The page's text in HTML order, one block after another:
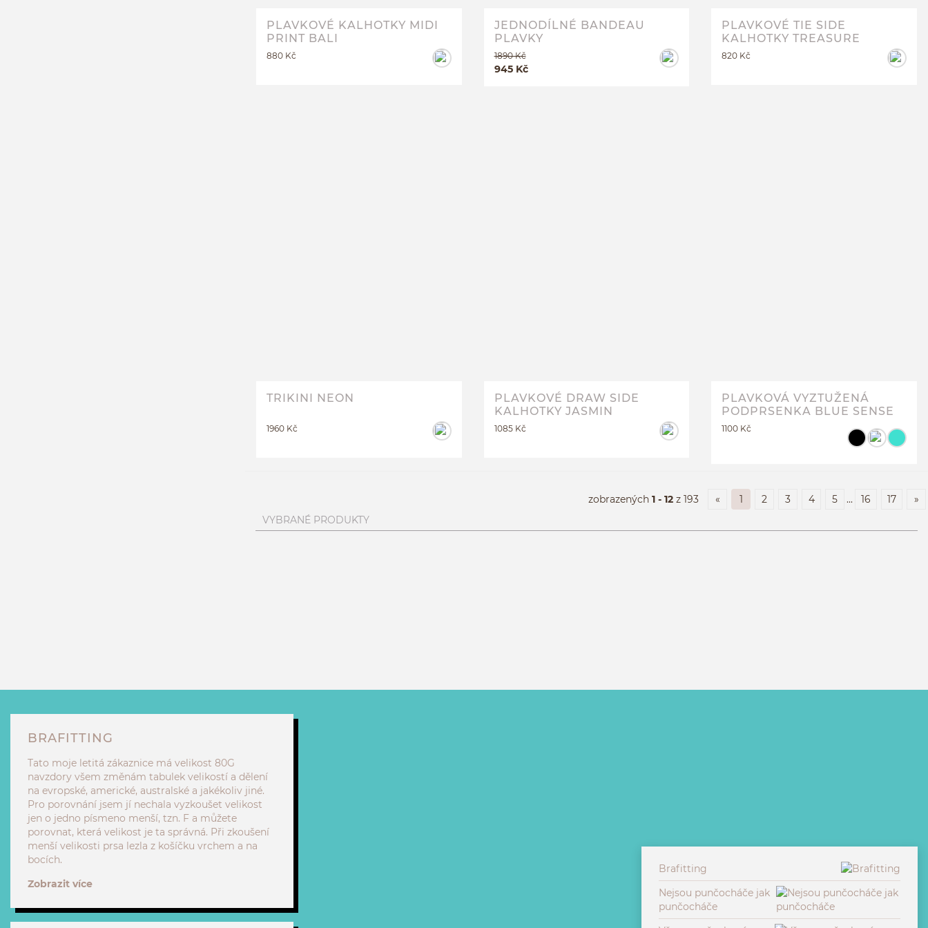
PLAVKOVÉ KALHOTKY MIDI
PRINT BALI
880 Kč
JEDNODÍLNÉ BANDEAU
PLAVKY
1890 Kč
945 Kč
PLAVKOVÉ TIE SIDE
KALHOTKY TREASURE
820 Kč
TRIKINI NEON
1960 Kč
PLAVKOVÉ DRAW SIDE
KALHOTKY JASMIN
1085 Kč
PLAVKOVÁ VYZTUŽENÁ
PODPRSENKA BLUE SENSE
1100 Kč
zobrazených 1 - 12 z 193 « 1 2 3 4 5 ... 16 17
»
VYBRANÉ PRODUKTY
BRAFITTING
Tato moje letitá zákaznice má velikost 80G
navzdory všem změnám tabulek velikostí a dělení
na evropské, americké, australské a jakékoliv jiné.
Pro porovnání jsem jí nechala vyzkoušet velikost
jen o jedno písmeno menší, tzn. F a můžete
porovnat, která velikost je ta správná. Při zkoušení
menší velikosti prsa lezla z košíčku vrchem a na
bocích.
Zobrazit více
Brafitting
Nejsou punčocháče jak
punčocháče